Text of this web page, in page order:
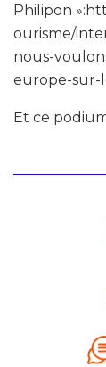
Philipon
ourisme/
nous-
europe-sur-
Et ce